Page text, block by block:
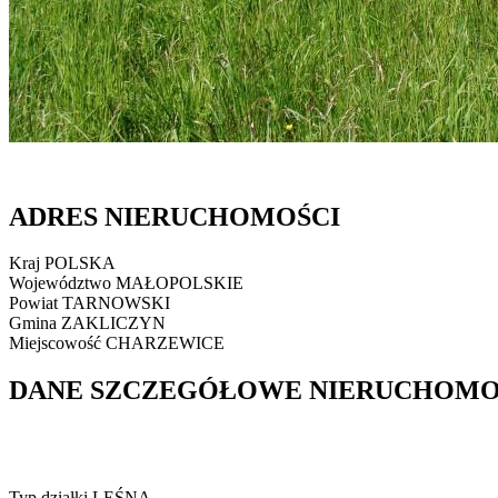
ADRES NIERUCHOMOŚCI
Kraj POLSKA
Województwo MAŁOPOLSKIE
Powiat TARNOWSKI
Gmina ZAKLICZYN
Miejscowość CHARZEWICE
DANE SZCZEGÓŁOWE